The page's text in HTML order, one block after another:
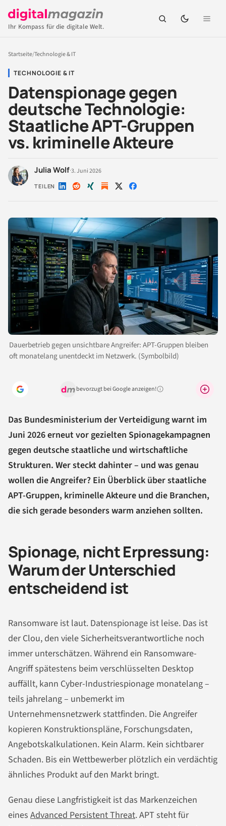
Ihr Kompass für die digitale Welt.
Startseite/Technologie & IT
TECHNOLOGIE & IT
Datenspionage gegen
deutsche Technologie:
Staatliche APT-Gruppen
vs. kriminelle Akteure
Julia Wolf·3. Juni 2026
TEILEN Auf Auf Auf Auf Auf
Dauerbetrieb gegen unsichtbare Angreifer: APT-Gruppen bleiben
oft monatelang unentdeckt im Netzwerk. (Symbolbild)
bevorzugt bei Google anzeigen!Warum lohnt sich das?
Das Bundesministerium der Verteidigung warnt im
Juni 2026 erneut vor gezielten Spionagekampagnen
gegen deutsche staatliche und wirtschaftliche
Strukturen. Wer steckt dahinter – und was genau
wollen die Angreifer? Ein Überblick über staatliche
APT-Gruppen, kriminelle Akteure und die Branchen,
die sich gerade besonders warm anziehen sollten.
Spionage, nicht Erpressung:
Warum der Unterschied
entscheidend ist
Ransomware ist laut. Datenspionage ist leise. Das ist
der Clou, den viele Sicherheitsverantwortliche noch
immer unterschätzen. Während ein Ransomware-
Angriff spätestens beim verschlüsselten Desktop
auffällt, kann Cyber-Industriespionage monatelang –
teils jahrelang – unbemerkt im
Unternehmensnetzwerk stattfinden. Die Angreifer
kopieren Konstruktionspläne, Forschungsdaten,
Angebotskalkulationen. Kein Alarm. Kein sichtbarer
Schaden. Bis ein Wettbewerber plötzlich ein verdächtig
ähnliches Produkt auf den Markt bringt.
Genau diese Langfristigkeit ist das Markenzeichen
eines Advanced Persistent Threat. APT steht für